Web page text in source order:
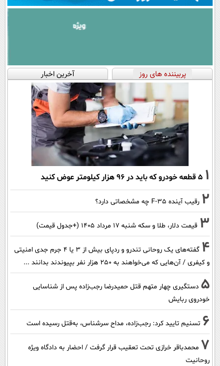
پربیننده های روز آخرین اخبار
1 ۵ قطعه خودرو که باید در ۹۶ هزار کیلومتر عوض کنید
2 رقیب آینده F-35 چه مشخصاتی دارد؟
3 قیمت دلار، طلا و سکه شنبه ۱۷ مرداد ۱۴۰۵ (+جدول قیمت)
4
گفته‌های یک روحانی تندرو و ردپای بیش از ۳ یا ۴ جرم جدی امنیتی
و کیفری / آن‌هایی که می‌خواهند به ۲۵۰ هزار نفر بپیوندند بدانند ...
5 دستگیری چهار متهم قتل حمیدرضا رجب‌زاده پس از شناسایی
خودروی ربایش
6 تسنیم تایید کرد: رجب‌زاده، مداح سرشناس، به‌قتل رسیده است
7 محمدباقر خرازی تحت تعقیب قرار گرفت / احضار به دادگاه ویژه
روحانیت